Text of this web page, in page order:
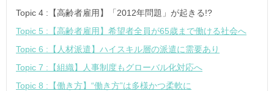
Topic 4 :【高齢者雇用】「2012年問題」が起きる!?
Topic 5 :【高齢者雇用】希望者全員が65歳まで働ける社会へ
Topic 6 :【人材派遣】ハイスキル層の派遣に需要あり
Topic 7 :【組織】人事制度もグローバル化対応へ
Topic 8 :【働き方】“働き方”は多様かつ柔軟に